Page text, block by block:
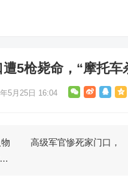
5枪毙命，“摩托车
5月25日 16:04
高级军官惨死家门口，